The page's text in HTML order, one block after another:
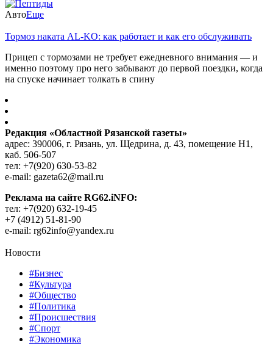
АвтоЕще
Тормоз наката AL-KO: как работает и как его обслуживать
Прицеп с тормозами не требует ежедневного внимания — и
именно поэтому про него забывают до первой поездки, когда
на спуске начинает толкать в спину
Редакция «Областной Рязанской газеты»
адрес: 390006, г. Рязань, ул. Щедрина, д. 43, помещение Н1,
каб. 506-507
тел: +7(920) 630-53-82
e-mail: gazeta62@mail.ru
Реклама на сайте RG62.iNFO:
тел: +7(920) 632-19-45
+7 (4912) 51-81-90
e-mail: rg62info@yandex.ru
Новости
#Бизнес
#Культура
#Общество
#Политика
#Происшествия
#Спорт
#Экономика